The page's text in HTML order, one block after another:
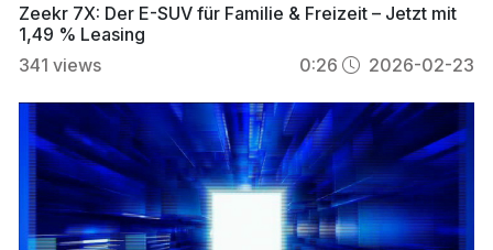
Zeekr 7X: Der E-SUV für Familie & Freizeit – Jetzt mit
1,49 % Leasing
341 views 0:26 2026-02-23